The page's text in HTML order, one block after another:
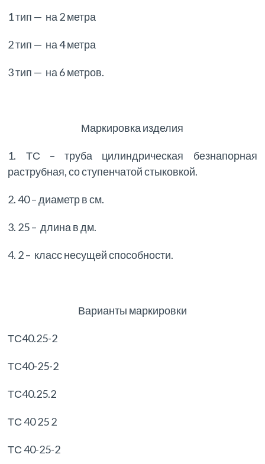
1 тип — на 2 метра
2 тип — на 4 метра
3 тип — на 6 метров.
Маркировка изделия
1. ТС – труба цилиндрическая безнапорная
раструбная, со ступенчатой стыковкой.
2. 40 – диаметр в см.
3. 25 – длина в дм.
4. 2 – класс несущей способности.
Варианты маркировки
ТС40.25-2
ТС40-25-2
ТС40.25.2
ТС 40 25 2
ТС 40-25-2